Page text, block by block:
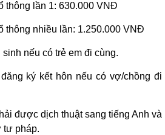
thông lần 1: 630.000 VNĐ
thông nhiều lần: 1.250.000 VNĐ
nếu có trẻ em đi cùng.
ký kết hôn nếu có vợ/chồng đi
được dịch thuật sang tiếng Anh và
tư pháp.